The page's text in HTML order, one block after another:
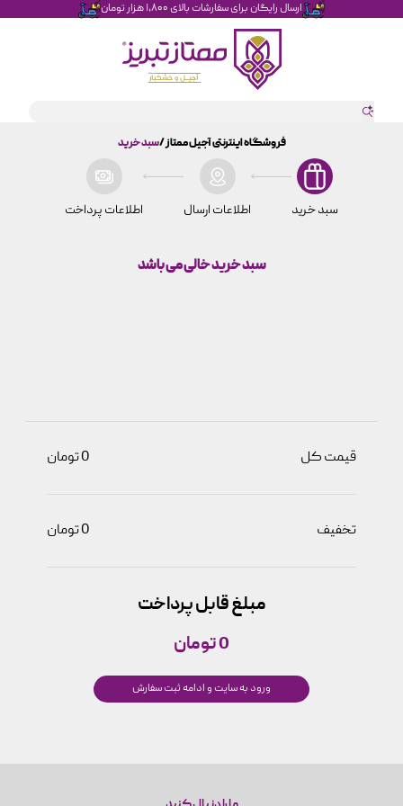
ارسال رایگان برای سفارشات بالای ۱،۸۰۰ هزار تومان
فروشگاه اینترنتی آجیل ممتاز سبد خرید
سبد خرید اطلاعات ارسال اطلاعات پرداخت
سبد خرید خالی می باشد
قیمت کل 0 تومان
تخفیف 0 تومان
مبلغ قابل پرداخت
0 تومان
ورود به سایت و ادامه ثبت سفارش